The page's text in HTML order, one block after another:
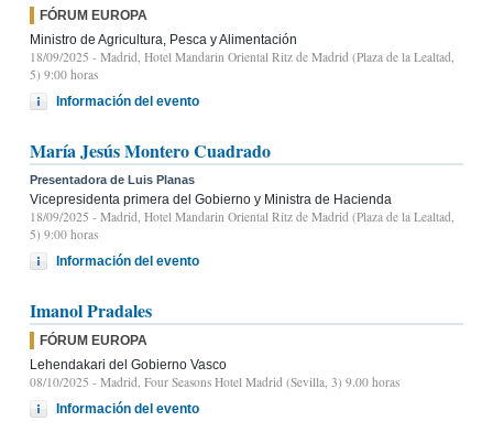
FÓRUM EUROPA
Ministro de Agricultura, Pesca y Alimentación
18/09/2025 - Madrid, Hotel Mandarin Oriental Ritz de Madrid (Plaza de la Lealtad,
5) 9:00 horas
Información del evento
María Jesús Montero Cuadrado
Presentadora de Luis Planas
Vicepresidenta primera del Gobierno y Ministra de Hacienda
18/09/2025 - Madrid, Hotel Mandarin Oriental Ritz de Madrid (Plaza de la Lealtad,
5) 9:00 horas
Información del evento
Imanol Pradales
FÓRUM EUROPA
Lehendakari del Gobierno Vasco
08/10/2025 - Madrid, Four Seasons Hotel Madrid (Sevilla, 3) 9.00 horas
Información del evento